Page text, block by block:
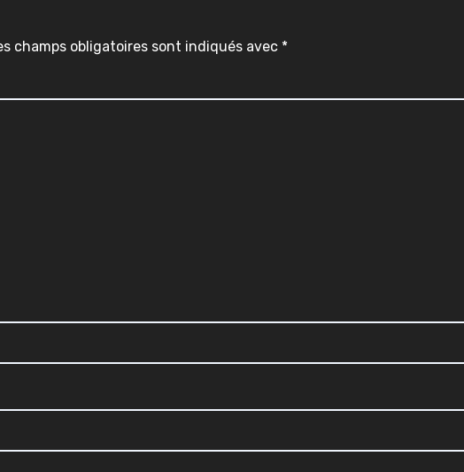
champs obligatoires sont indiqués avec *